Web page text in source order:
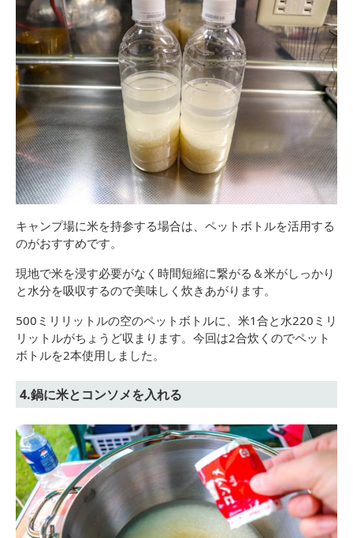
キャンプ場に米を持参する場合は、ペットボトルを活用する
のがおすすめです。
現地で米を浸す必要がなく時間短縮に繋がる＆米がしっかり
と水分を吸収するので美味しく炊きあがります。
500ミリリットルの空のペットボトルに、米1合と水220ミリ
リットルがちょうど収まります。今回は2合炊くのでペット
ボトルを2本使用しました。
4.鍋に米とコンソメを入れる